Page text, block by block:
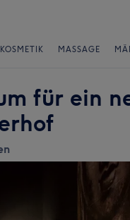
KOSMETIK MASSAGE
für ein